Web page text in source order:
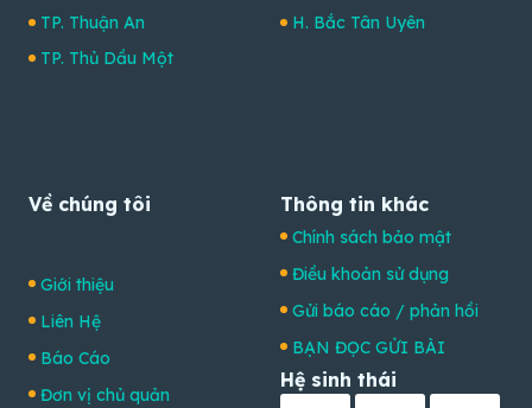
TP. Thuận An
TP. Thủ Dầu Một
H. Bắc Tân Uyên
Về chúng tôi
Giới thiệu
Liên Hệ
Báo Cáo
Đơn vị chủ quản
Thông tin khác
Chính sách bảo mật
Điều khoản sử dụng
Gửi báo cáo / phản hồi
BẠN ĐỌC GỬI BÀI
Hệ sinh thái